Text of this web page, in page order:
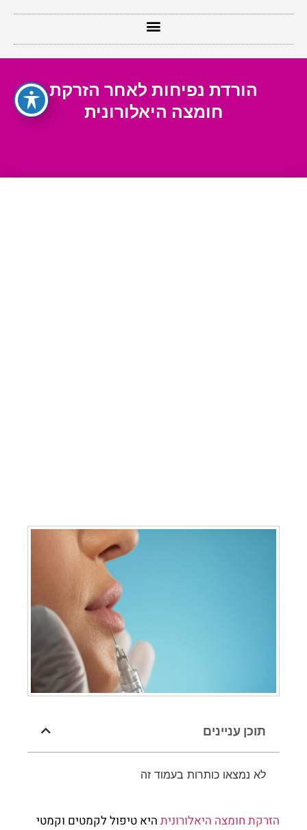
הורדת נפיחות לאחר הזרקת
חומצה היאלורונית
תוכן עניינים
לא נמצאו כותרות בעמוד זה
הזרקת חומצה היאלורונית היא טיפול לקמטים וקמטי